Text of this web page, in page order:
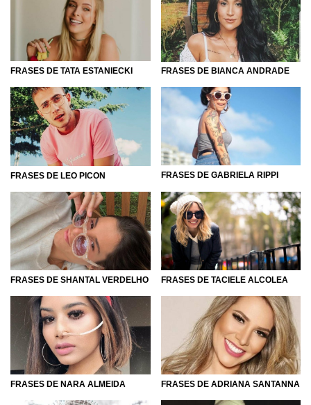
FRASES DE TATA ESTANIECKI FRASES DE BIANCA ANDRADE
FRASES DE LEO PICON FRASES DE GABRIELA RIPPI
FRASES DE SHANTAL VERDELHO FRASES DE TACIELE ALCOLEA
FRASES DE NARA ALMEIDA FRASES DE ADRIANA SANTANNA